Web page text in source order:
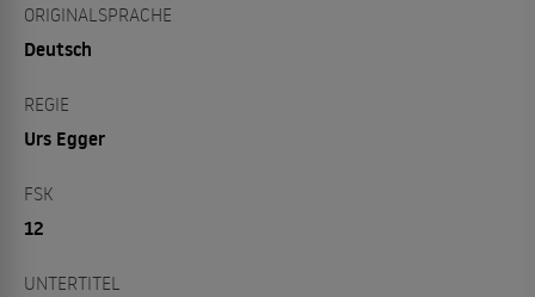
ORIGINALSPRACHE
Deutsch
REGIE
Urs Egger
FSK
12
UNTERTITEL